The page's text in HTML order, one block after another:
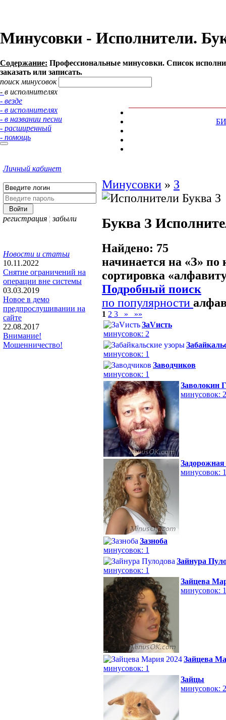
Минусовки - Исполнители.
Содержание: Профессиональные минусовки. Список
заказать или записать.
поиск минусовок
- в исполнителях
- везде
- в исполнителях
- в названии песни
- расширенный
- помощь
Личный кабинет
регистрация ¦ забыли
Новости и статьи
10.11.2022
Снятие ограничений на
операции вне системы
03.03.2019
Новое в демо
предпрослушивании на
сайте
22.08.2017
Внимание!
Мошенничество!
Минусовки » З
Буква З
Найдено: 75
начинается на «З» по
сортировка «
Подробный поиск
по популярности
1 2 3 »
»»
ЗаVисть
минусовок: 2
минусовок: 1
Заводчиков
минусовок: 1
Заволокин
минусовок: 2
минусовок:
Зазноба
минусовок: 1
Зайнура
минусовок: 1
Зайцева
минусовок: 1
Зайцева
минусовок: 1
Зайцы
минусовок: 2